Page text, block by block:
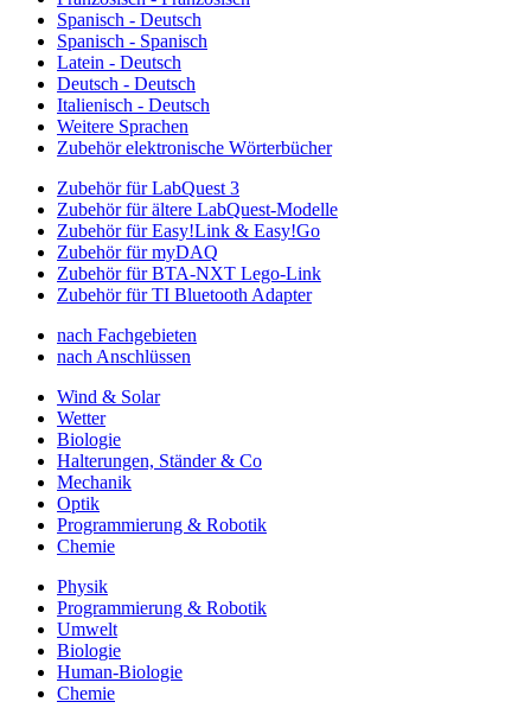
Spanisch - Deutsch
Spanisch - Spanisch
Latein - Deutsch
Deutsch - Deutsch
Italienisch - Deutsch
Weitere Sprachen
Zubehör elektronische Wörterbücher
Zubehör für LabQuest 3
Zubehör für ältere LabQuest-Modelle
Zubehör für Easy!Link & Easy!Go
Zubehör für myDAQ
Zubehör für BTA-NXT Lego-Link
Zubehör für TI Bluetooth Adapter
nach Fachgebieten
nach Anschlüssen
Wind & Solar
Wetter
Biologie
Halterungen, Ständer & Co
Mechanik
Optik
Programmierung & Robotik
Chemie
Physik
Programmierung & Robotik
Umwelt
Biologie
Human-Biologie
Chemie